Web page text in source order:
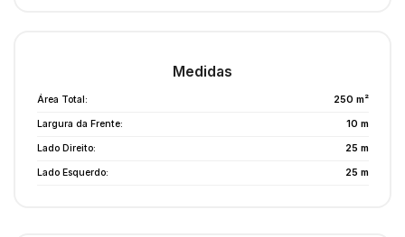
Medidas
Área Total: 250 m²
Largura da Frente: 10 m
Lado Direito: 25 m
Lado Esquerdo: 25 m